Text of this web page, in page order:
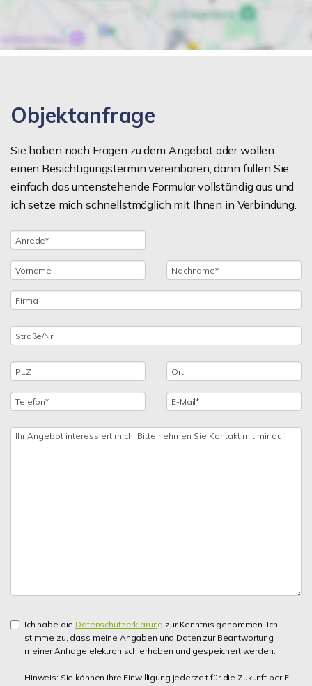
Objektanfrage
Sie haben noch Fragen zu dem Angebot oder wollen
einen Besichtigungstermin vereinbaren, dann füllen Sie
einfach das untenstehende Formular vollständig aus und
ich setze mich schnellstmöglich mit Ihnen in Verbindung.
Ich habe die Datenschutzerklärung zur Kenntnis genommen. Ich
stimme zu, dass meine Angaben und Daten zur Beantwortung
meiner Anfrage elektronisch erhoben und gespeichert werden.
Hinweis: Sie können Ihre Einwilligung jederzeit für die Zukunft per E-